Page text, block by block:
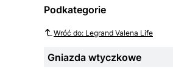
Podkategorie
Wróć do: Legrand Valena Life
Gniazda wtyczkowe